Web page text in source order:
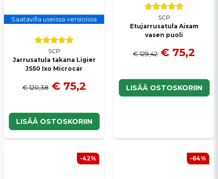
Saatavilla useissa versioissa
SCP
Jarrusatula takana Ligier
JS50 Ixo Microcar
€ 120,38 € 75,2
LISÄÄ OSTOSKORIIN
SCP
Etujarrusatula Aixam
vasen puoli
€ 129,42 € 75,2
LISÄÄ OSTOSKORIIN
-42% -64%